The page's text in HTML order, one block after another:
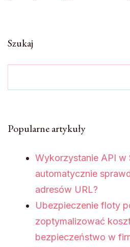
Szukaj
Popularne artykuły
Wykorzystanie API w
automatycznie
adresów URL?
Ubezpieczenie floty
zoptymalizować
bezpieczeństwo w